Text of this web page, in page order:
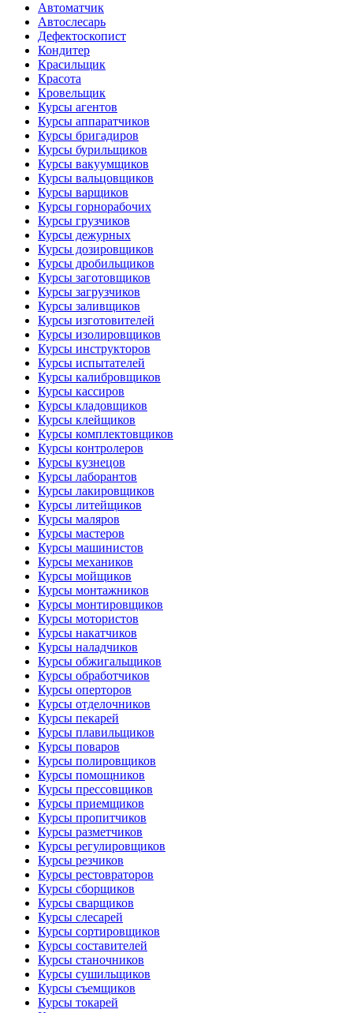
Автоматчик
Автослесарь
Дефектоскопист
Кондитер
Красильщик
Красота
Кровельщик
Курсы агентов
Курсы аппаратчиков
Курсы бригадиров
Курсы бурильщиков
Курсы вакуумщиков
Курсы вальцовщиков
Курсы варщиков
Курсы горнорабочих
Курсы грузчиков
Курсы дежурных
Курсы дозировщиков
Курсы дробильщиков
Курсы заготовщиков
Курсы загрузчиков
Курсы заливщиков
Курсы изготовителей
Курсы изолировщиков
Курсы инструкторов
Курсы испытателей
Курсы калибровщиков
Курсы кассиров
Курсы кладовщиков
Курсы клейщиков
Курсы комплектовщиков
Курсы контролеров
Курсы кузнецов
Курсы лаборантов
Курсы лакировщиков
Курсы литейщиков
Курсы маляров
Курсы мастеров
Курсы машинистов
Курсы механиков
Курсы мойщиков
Курсы монтажников
Курсы монтировщиков
Курсы мотористов
Курсы накатчиков
Курсы наладчиков
Курсы обжигальщиков
Курсы обработчиков
Курсы оперторов
Курсы отделочников
Курсы пекарей
Курсы плавильщиков
Курсы поваров
Курсы полировщиков
Курсы помощников
Курсы прессовщиков
Курсы приемщиков
Курсы пропитчиков
Курсы разметчиков
Курсы регулировщиков
Курсы резчиков
Курсы рестовраторов
Курсы сборщиков
Курсы сварщиков
Курсы слесарей
Курсы сортировщиков
Курсы составителей
Курсы станочников
Курсы сушильщиков
Курсы съемщиков
Курсы токарей